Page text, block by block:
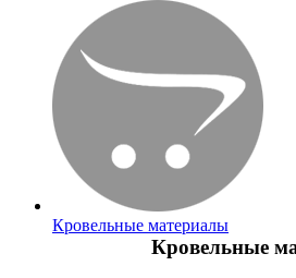
Кровельные материалы
Кровельные